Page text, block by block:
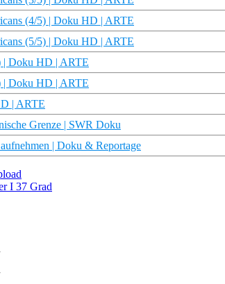
(4/5) | Doku HD | ARTE
(5/5) | Doku HD | ARTE
| Doku HD | ARTE
| Doku HD | ARTE
| ARTE
Grenze | SWR Doku
| Doku & Reportage
I 37 Grad